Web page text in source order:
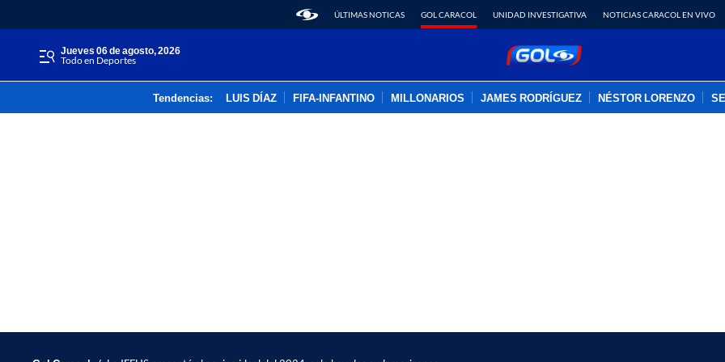
ÚLTIMAS NOTICAS GOL CARACOL UNIDAD INVESTIGATIVA NOTICIAS CARACOL EN VIVO
jueves 06 de agosto, 2026
Todo en Deportes
Tendencias: LUIS DÍAZ FIFA-INFANTINO MILLONARIOS JAMES RODRÍGUEZ NÉSTOR LORENZO